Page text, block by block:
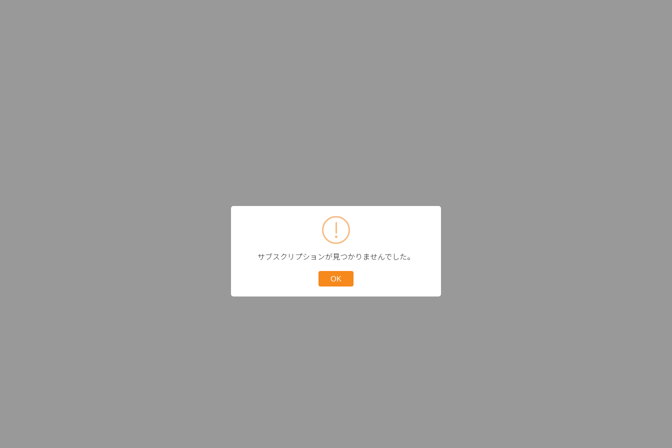
サブスクリプションが見つかりませんでした。
OK